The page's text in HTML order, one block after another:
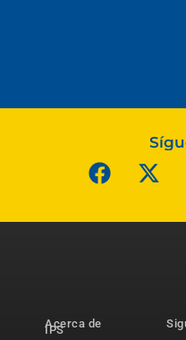
Acerca de
IPS